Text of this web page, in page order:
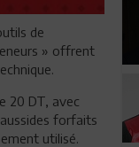
de
» offrent
20 DT, avec
forfaits
utilisé.